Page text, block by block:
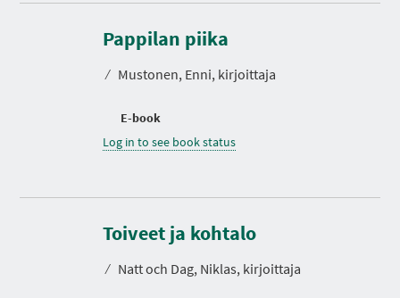
Pappilan piika
⁄ Mustonen, Enni, kirjoittaja
E-book
Log in to see book status
Toiveet ja kohtalo
⁄ Natt och Dag, Niklas, kirjoittaja